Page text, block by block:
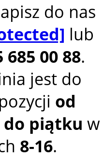
do nas
lub
685 00 88.
jest do
od
do piątku w
8-16.